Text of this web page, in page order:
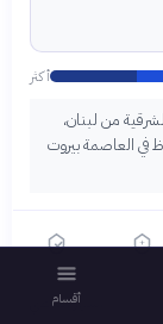
أكثر
من لبنان،
في العاصمة بيروت
الشهر الماضي
أقسام